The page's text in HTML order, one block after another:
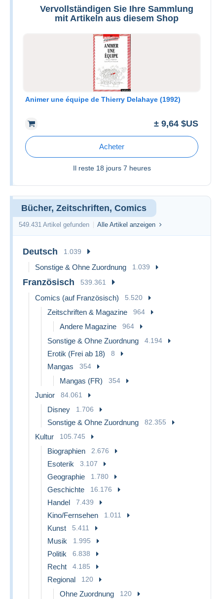
Vervollständigen Sie Ihre Sammlung
mit Artikeln aus diesem Shop
Animer une équipe de Thierry Delahaye (1992)
± 9,64 $US
Acheter
Il reste 18 jours 7 heures
Bücher, Zeitschriften, Comics
549.431 Artikel gefunden Alle Artikel anzeigen
Deutsch 1.039
Sonstige & Ohne Zuordnung 1.039
Französisch 539.361
Comics (auf Französisch) 5.520
Zeitschriften & Magazine 964
Andere Magazine 964
Sonstige & Ohne Zuordnung 4.194
Erotik (Frei ab 18) 8
Mangas 354
Mangas (FR) 354
Junior 84.061
Disney 1.706
Sonstige & Ohne Zuordnung 82.355
Kultur 105.745
Biographien 2.676
Esoterik 3.107
Geographie 1.780
Geschichte 16.176
Handel 7.439
Kino/Fernsehen 1.011
Kunst 5.411
Musik 1.995
Politik 6.838
Recht 4.185
Regional 120
Ohne Zuordnung 120